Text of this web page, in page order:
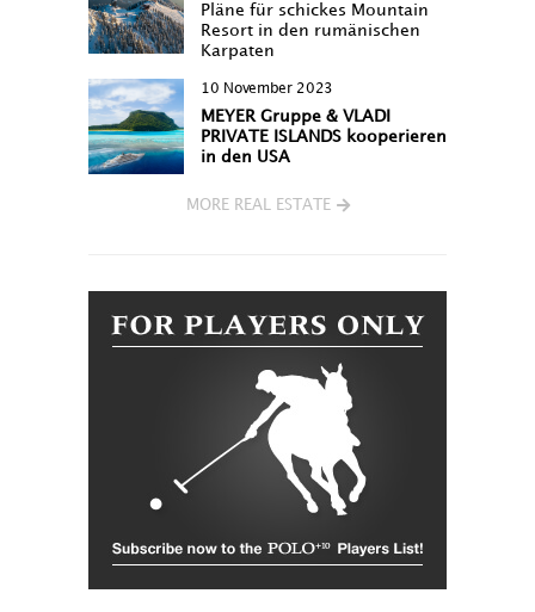
Pläne für schickes Mountain
Resort in den rumänischen
Karpaten
10 November 2023
MEYER Gruppe & VLADI
PRIVATE ISLANDS kooperieren
in den USA
MORE REAL ESTATE